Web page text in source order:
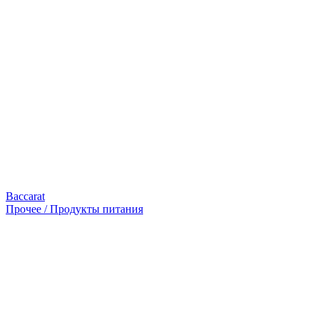
Baccarat
Прочее / Продукты питания